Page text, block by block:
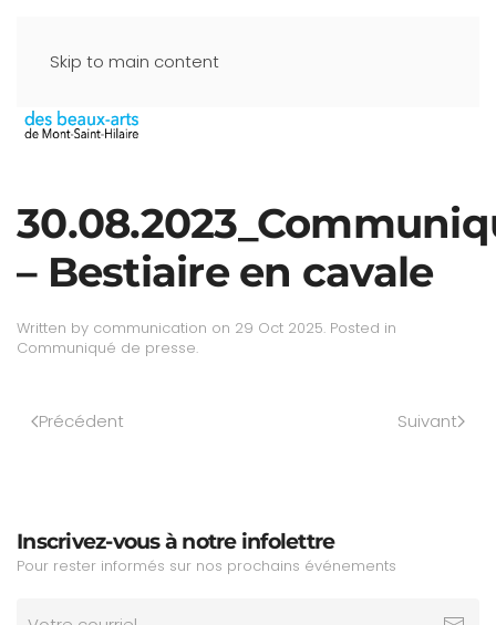
Skip to main content
– Bestiaire en cavale
Written by communication on 29 Oct 2025. Posted in
Communiqué de presse.
Précédent Suivant
Inscrivez-vous à notre infolettre
Pour rester informés sur nos prochains événements